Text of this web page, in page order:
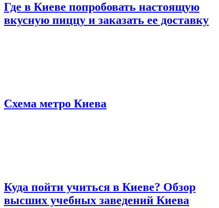
Где в Киеве попробовать настоящую
вкусную пиццу и заказать ее доставку
Схема метро Киева
Куда пойти учиться в Киеве? Обзор
высших учебных заведений Киева